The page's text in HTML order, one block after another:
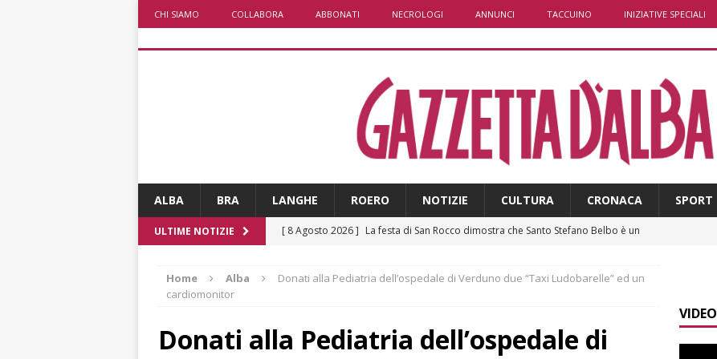
CHI SIAMO COLLABORA ABBONATI NECROLOGI ANNUNCI TACCUINO INIZIATIVE SPECIALI
ALBA BRA LANGHE ROERO NOTIZIE CULTURA CRONACA SPORT
ULTIME NOTIZIE [ 8 Agosto 2026 ] La festa di San Rocco dimostra che Santo Stefano Belbo è un
[ 8 Agosto 2026 ]
Palio di Asti: da lunedì 10 agosto parte l’allestimento
ALTRE
[ 8 Agosto 2026 ] Alba: lunedì 10 agosto tornano le “Notti del vino”
ALBA
Home Alba
Donati alla Pediatria dell’ospedale di Verduno due “Taxi Ludobarelle” ed un
cardiomonitor
Donati alla Pediatria dell’ospedale di
VIDEO